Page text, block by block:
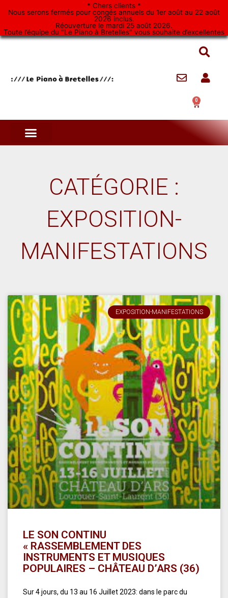
* Chers clients *
Nous serons fermés pour congés annuels du 1er août au 22 août
2026 inclus.
Réouverture le mardi 25 août 2026.
Toute l’équipe du "Le Piano à Bretelles" vous souhaite d’excellentes
vacances. *
0 Panier
CATÉGORIE :
EXPOSITION-
MANIFESTATIONS
EXPOSITION-MANIFESTATIONS
LE SON CONTINU
« RASSEMBLEMENT DES
INSTRUMENTS ET MUSIQUES
POPULAIRES – CHÂTEAU D’ARS (36)
Sur 4 jours, du 13 au 16 Juillet 2023: dans le parc du